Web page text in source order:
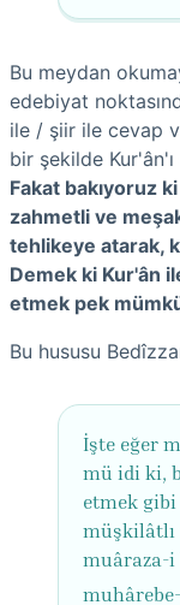
Bu meydan
edebiyat
ile / şiir ile cevap
bir şekilde
Fakat bakıyoruz
zahmetli ve
tehlikeye atarak,
Demek ki Kur'ân
etmek pek
Bu hususu
İşte eğer
mü idi ki,
etmek
müşkilâtlı
muâraza-